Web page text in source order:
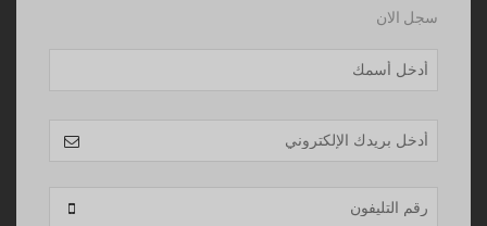
سجل الان